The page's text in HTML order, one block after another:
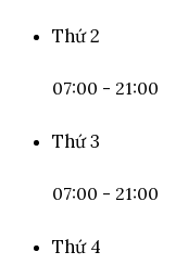
Thứ 2
07:00 - 21:00
Thứ 3
07:00 - 21:00
Thứ 4